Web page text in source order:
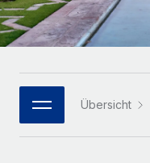
Plattform
Integrierte HR-
MCP
Integrationen
Enterprise
Globale HR für
PARTNER WERDEN
Flexible
Fallstudien
HR-Glossar
Bibliothek für
Webinare
Português (Portugal)
한국어 Übersicht